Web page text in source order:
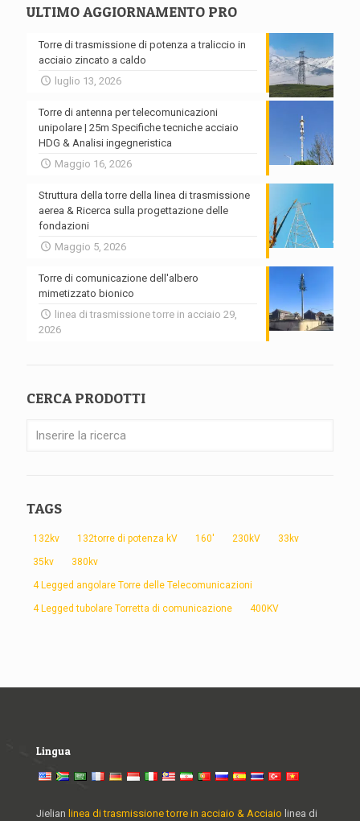
ULTIMO AGGIORNAMENTO PRO
Torre di trasmissione di potenza a traliccio in
acciaio zincato a caldo
luglio 13, 2026
Torre di antenna per telecomunicazioni
unipolare | 25m Specifiche tecniche acciaio
HDG & Analisi ingegneristica
Maggio 16, 2026
Struttura della torre della linea di trasmissione
aerea & Ricerca sulla progettazione delle
fondazioni
Maggio 5, 2026
Torre di comunicazione dell'albero
mimetizzato bionico
linea di trasmissione torre in acciaio 29,
2026
CERCA PRODOTTI
TAGS
132kv 132torre di potenza kV 160' 230kV 33kv
35kv 380kv
4 Legged angolare Torre delle Telecomunicazioni
4 Legged tubolare Torretta di comunicazione 400KV
Lingua
Jielian linea di trasmissione torre in acciaio & Acciaio linea di